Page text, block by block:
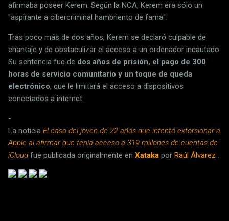
afirmaba poseer Kerem. Según la NCA, Kerem era sólo un
"aspirante a cibercriminal hambriento de fama".
Tras poco más de dos años, Kerem se declaró culpable de
chantaje y de obstaculizar el acceso a un ordenador incautado.
Su sentencia fue de dos años de prisión, el pago de 300
horas de servicio comunitario y un toque de queda
electrónico, que le limitará el acceso a dispositivos
conectados a internet.
-
La noticia El caso del joven de 22 años que intentó extorsionar a
Apple al afirmar que tenía acceso a 319 millones de cuentas de
iCloud fue publicada originalmente en Xataka por Raúl Álvarez .